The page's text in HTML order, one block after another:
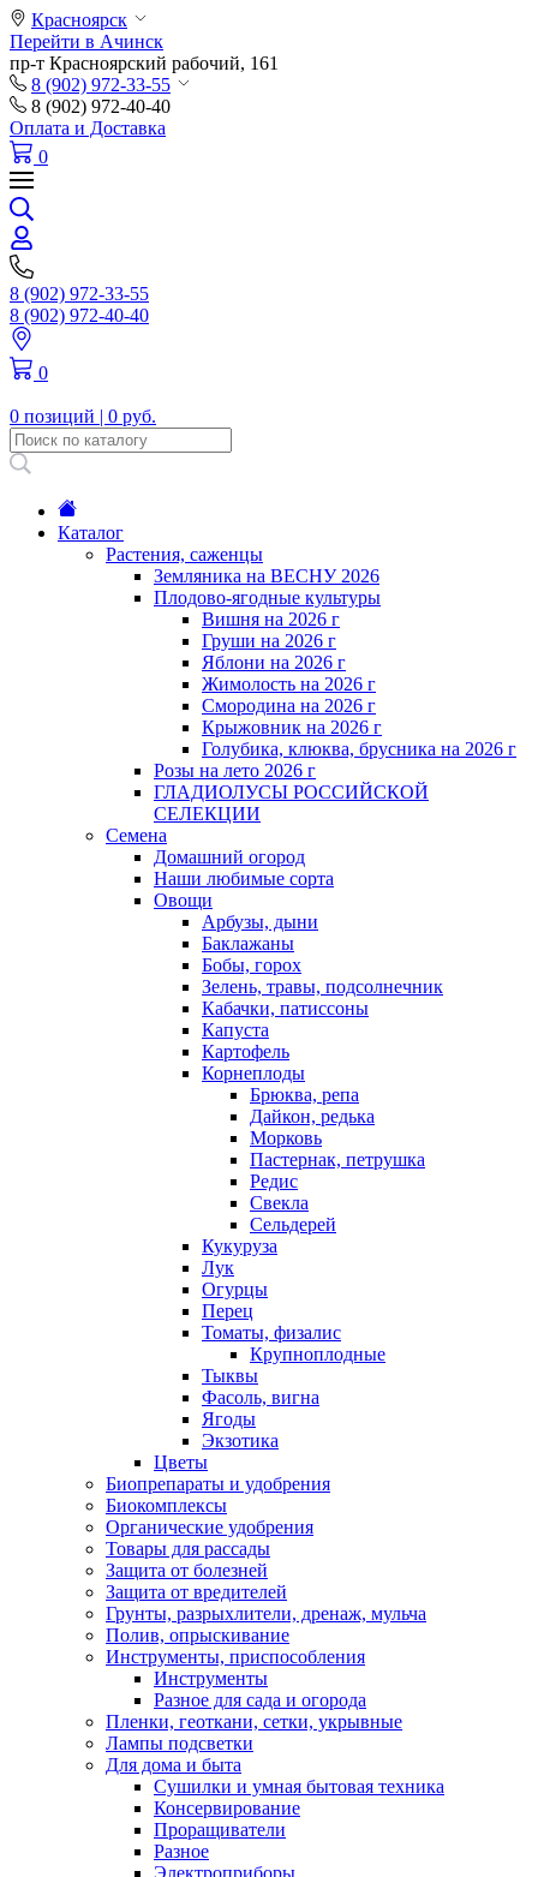
Красноярск
Перейти в Ачинск
пр-т Красноярский рабочий, 161
8 (902) 972-33-55
8 (902) 972-40-40
Оплата и Доставка
0
8 (902) 972-33-55
8 (902) 972-40-40
0
0 позиций | 0 руб.
Каталог
Растения, саженцы
Земляника на ВЕСНУ 2026
Плодово-ягодные культуры
Вишня на 2026 г
Груши на 2026 г
Яблони на 2026 г
Жимолость на 2026 г
Смородина на 2026 г
Крыжовник на 2026 г
Голубика, клюква, брусника на 2026 г
Розы на лето 2026 г
ГЛАДИОЛУСЫ РОССИЙСКОЙ
СЕЛЕКЦИИ
Семена
Домашний огород
Наши любимые сорта
Овощи
Арбузы, дыни
Баклажаны
Бобы, горох
Зелень, травы, подсолнечник
Кабачки, патиссоны
Капуста
Картофель
Корнеплоды
Брюква, репа
Дайкон, редька
Морковь
Пастернак, петрушка
Редис
Свекла
Сельдерей
Кукуруза
Лук
Огурцы
Перец
Томаты, физалис
Крупноплодные
Тыквы
Фасоль, вигна
Ягоды
Экзотика
Цветы
Биопрепараты и удобрения
Биокомплексы
Органические удобрения
Товары для рассады
Защита от болезней
Защита от вредителей
Грунты, разрыхлители, дренаж, мульча
Полив, опрыскивание
Инструменты, приспособления
Инструменты
Разное для сада и огорода
Пленки, геоткани, сетки, укрывные
Лампы подсветки
Для дома и быта
Сушилки и умная бытовая техника
Консервирование
Проращиватели
Разное
Электроприборы